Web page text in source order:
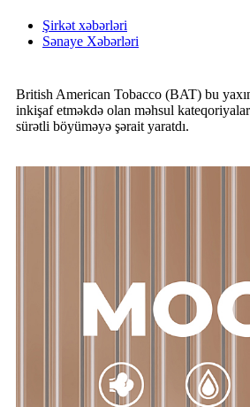
Şirkət xəbərləri
Sənaye Xəbərləri
British American Tobacco (BAT) bu
inkişaf etməkdə olan məhsul
sürətli böyüməyə şərait yaratdı.